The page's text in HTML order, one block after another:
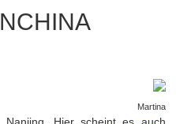
Martina